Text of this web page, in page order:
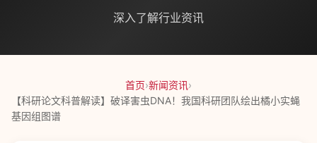
深入了解行业资讯
首页›新闻资讯›
【科研论文科普解读】破译害虫DNA！我国科研团队绘出橘小实蝇
基因组图谱